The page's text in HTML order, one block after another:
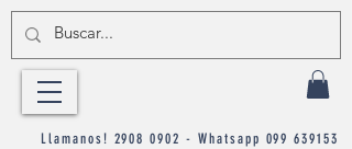
Llamanos! 2908 0902 - Whatsapp 099 639153